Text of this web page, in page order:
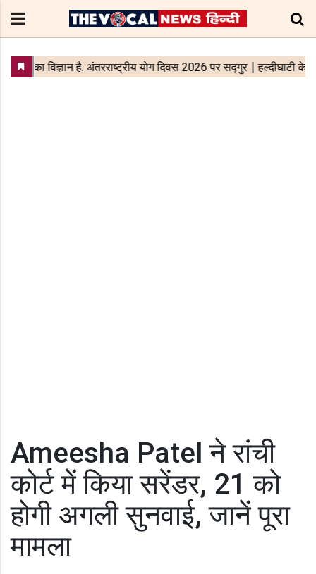
Ameesha Patel ने रांची
कोर्ट में किया सरेंडर, 21 को
होगी अगली सुनवाई, जानें पूरा
मामला